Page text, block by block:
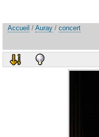
Accueil / Auray / concert